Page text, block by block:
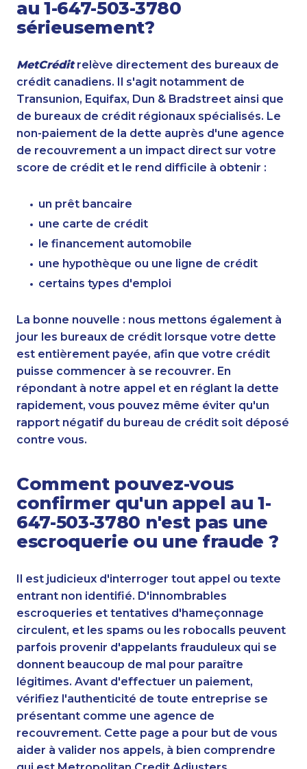
au 1-647-503-3780
sérieusement?
MetCréditrelève directement des bureaux de
crédit canadiens. Il s'agit notamment de
Transunion, Equifax, Dun & Bradstreet ainsi que
de bureaux de crédit régionaux spécialisés. Le
non-paiement de la dette auprès d'une agence
de recouvrement a un impact direct sur votre
score de crédit et le rend difficile à obtenir :
un prêt bancaire
une carte de crédit
le financement automobile
une hypothèque ou une ligne de crédit
certains types d'emploi
La bonne nouvelle : nous mettons également à
jour les bureaux de crédit lorsque votre dette
est entièrement payée, afin que votre crédit
puisse commencer à se recouvrer. En
répondant à notre appel et en réglant la dette
rapidement, vous pouvez même éviter qu'un
rapport négatif du bureau de crédit soit déposé
contre vous.
Comment pouvez-vous
confirmer qu'un appel au 1-
647-503-3780 n'est pas une
escroquerie ou une fraude ?
Il est judicieux d'interroger tout appel ou texte
entrant non identifié. D'innombrables
escroqueries et tentatives d'hameçonnage
circulent, et les spams ou les robocalls peuvent
parfois provenir d'appelants frauduleux qui se
donnent beaucoup de mal pour paraître
légitimes. Avant d'effectuer un paiement,
vérifiez l'authenticité de toute entreprise se
présentant comme une agence de
recouvrement. Cette page a pour but de vous
aider à valider nos appels, à bien comprendre